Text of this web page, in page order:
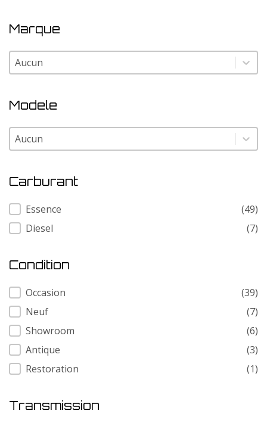
Marque
Marque
Marque
Modele
Modele
Modele
Carburant
Carburant
Essence
(49)
Diesel
(7)
Condition
Condition
Occasion
(39)
Neuf
(7)
Showroom
(6)
Antique
(3)
Restoration
(1)
Transmission